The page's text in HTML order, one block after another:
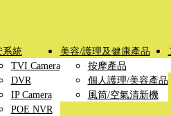
系統
TVI Camera
DVR
IP Camera
POE NVR
美容/護理及健康產品
按摩產品
個人護理/美容產品
風筒/空氣清新機